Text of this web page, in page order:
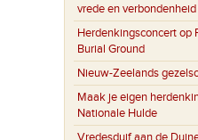
vrede en
Herdenkingsconcert op
Burial Ground
Nieuw-Zeelands
Maak je eigen
Nationale Hulde